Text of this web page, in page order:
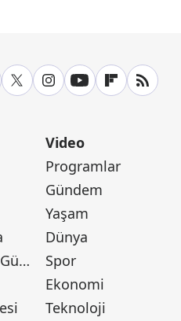
Canan Barlas ile Gündem
Video
Programlar
Gündem
Yaşam
Dünya
Spor
Ekonomi
Teknoloji